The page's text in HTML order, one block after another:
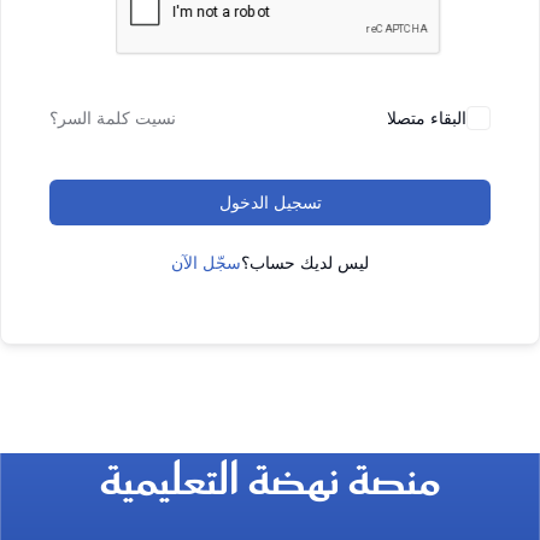
البقاء متصلا نسيت كلمة السر؟
تسجيل الدخول
ليس لديك حساب؟سجّل الآن
منصة نهضة التعليمية